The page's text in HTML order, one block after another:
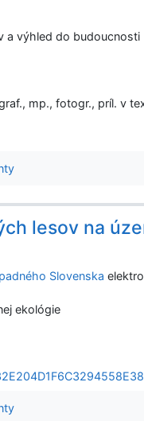
a výhled do budoucnosti
mp., fotogr., príl. v
lesov na
Slovenska
ekológie